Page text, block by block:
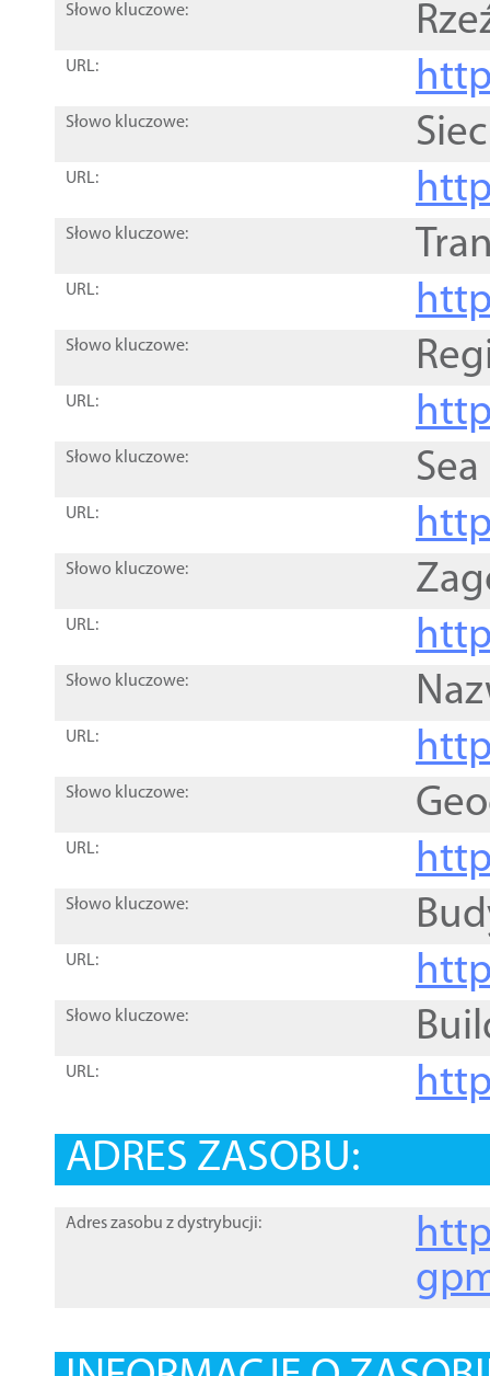
Słowo kluczowe:
URL:
Słowo kluczowe:
URL:
Słowo kluczowe:
URL:
Słowo kluczowe:
URL:
Słowo kluczowe:
URL:
Słowo kluczowe:
URL:
Słowo kluczowe:
URL:
Słowo kluczowe:
URL:
Słowo kluczowe:
URL:
Słowo kluczowe:
URL:
ADRES ZASOBU:
Adres zasobu z dystrybucji: